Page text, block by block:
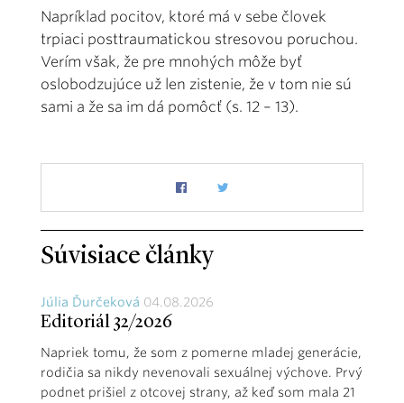
Napríklad pocitov, ktoré má v sebe človek
trpiaci posttraumatickou stresovou poruchou.
Verím však, že pre mnohých môže byť
oslobodzujúce už len zistenie, že v tom nie sú
sami a že sa im dá pomôcť (s. 12 – 13).
Súvisiace články
Júlia Ďurčeková 04.08.2026
Editoriál 32/2026
Napriek tomu, že som z pomerne mladej generácie,
rodičia sa nikdy nevenovali sexuálnej výchove. Prvý
podnet prišiel z otcovej strany, až keď som mala 21